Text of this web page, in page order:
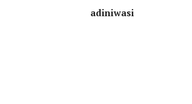
adiniwasi